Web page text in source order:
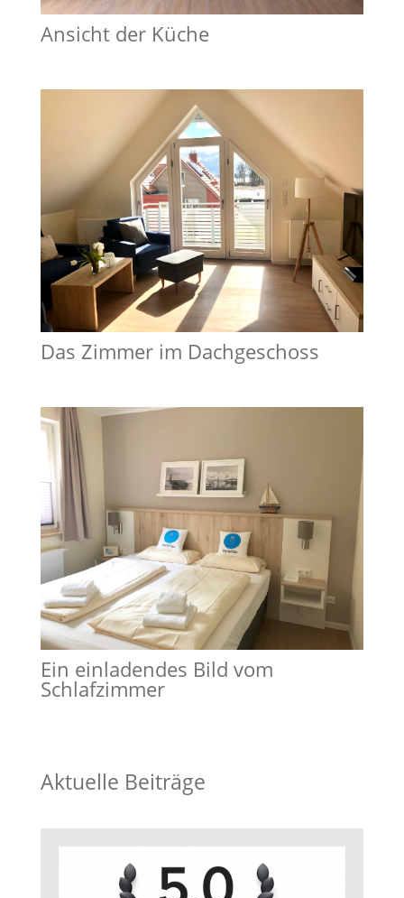
Ansicht der Küche
Das Zimmer im Dachgeschoss
Ein einladendes Bild vom
Schlafzimmer
Aktuelle Beiträge